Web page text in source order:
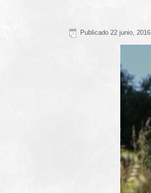
Publicado 22 junio, 2016